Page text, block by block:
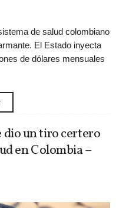
de salud colombiano
El Estado inyecta
de dólares mensuales
dio un tiro certero
en Colombia –